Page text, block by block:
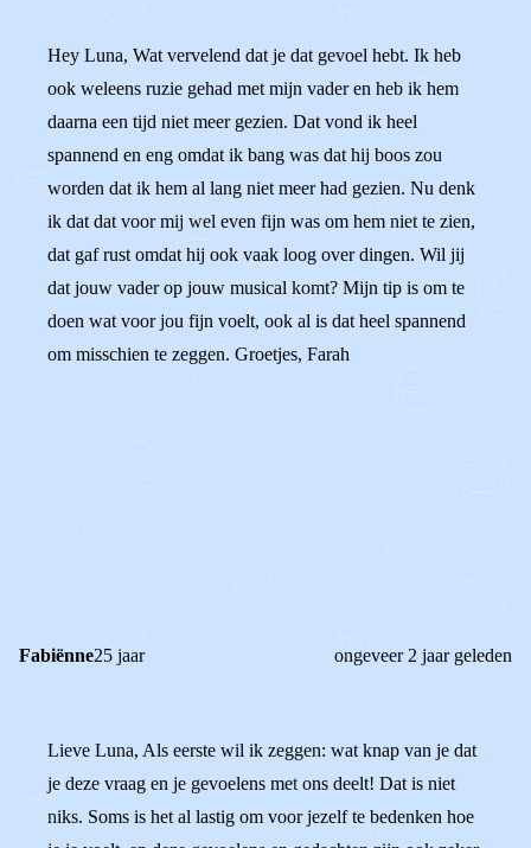
Hey Luna, Wat vervelend dat je dat gevoel hebt. Ik heb
ook weleens ruzie gehad met mijn vader en heb ik hem
daarna een tijd niet meer gezien. Dat vond ik heel
spannend en eng omdat ik bang was dat hij boos zou
worden dat ik hem al lang niet meer had gezien. Nu denk
ik dat dat voor mij wel even fijn was om hem niet te zien,
dat gaf rust omdat hij ook vaak loog over dingen. Wil jij
dat jouw vader op jouw musical komt? Mijn tip is om te
doen wat voor jou fijn voelt, ook al is dat heel spannend
om misschien te zeggen. Groetjes, Farah
Fabiënne25 jaar ongeveer 2 jaar geleden
Lieve Luna, Als eerste wil ik zeggen: wat knap van je dat
je deze vraag en je gevoelens met ons deelt! Dat is niet
niks. Soms is het al lastig om voor jezelf te bedenken hoe